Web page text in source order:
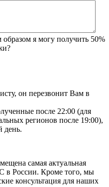
я могу получить 50%
он перезвонит Вам в
после 22:00 (для
регионов после 19:00),
день.
самая актуальная
в России. Кроме того, мы
консультация для наших